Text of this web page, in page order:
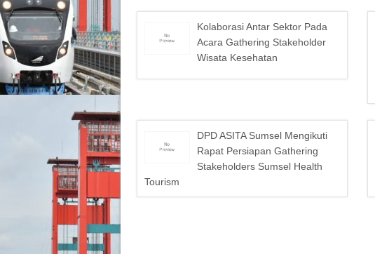
Kolaborasi Antar Sektor Pada
Acara Gathering Stakeholder
Wisata Kesehatan
DPD ASITA Sumsel Mengikuti
Rapat Persiapan Gathering
Stakeholders Sumsel Health
Tourism